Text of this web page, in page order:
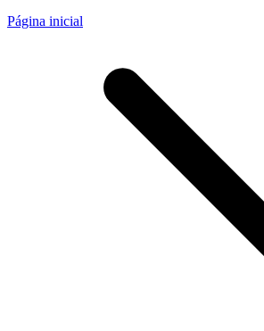
Página inicial